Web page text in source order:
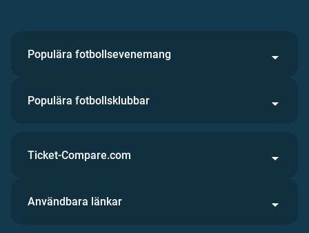
Populära fotbollsevenemang
Populära fotbollsklubbar
Ticket-Compare.com
Användbara länkar